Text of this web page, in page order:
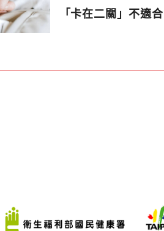
「卡在二關」不適合